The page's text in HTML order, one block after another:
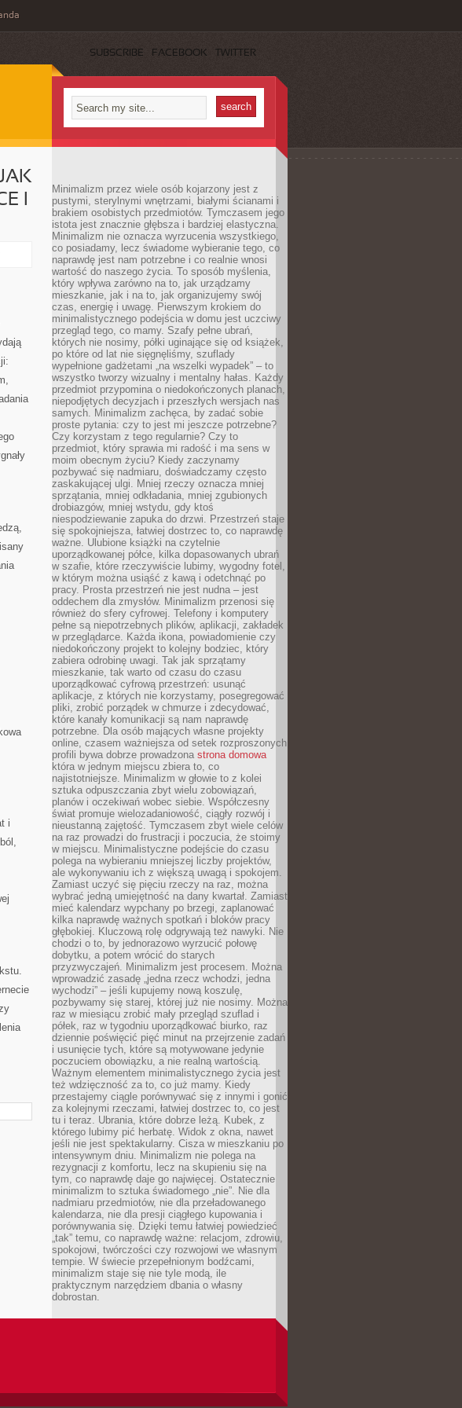
SUBSCRIBE FACEBOOK TWITTER
I
i
Minimalizm przez wiele osób kojarzony jest z
pustymi, sterylnymi wnętrzami, białymi ścianami i
brakiem osobistych przedmiotów. Tymczasem jego
istota jest znacznie głębsza i bardziej elastyczna.
Minimalizm nie oznacza wyrzucenia wszystkiego,
co posiadamy, lecz świadome wybieranie tego, co
naprawdę jest nam potrzebne i co realnie wnosi
wartość do naszego życia. To sposób myślenia,
który wpływa zarówno na to, jak urządzamy
mieszkanie, jak i na to, jak organizujemy swój
czas, energię i uwagę. Pierwszym krokiem do
minimalistycznego podejścia w domu jest uczciwy
przegląd tego, co mamy. Szafy pełne ubrań,
których nie nosimy, półki uginające się od książek,
po które od lat nie sięgnęliśmy, szuflady
wypełnione gadżetami „na wszelki wypadek” – to
wszystko tworzy wizualny i mentalny hałas. Każdy
przedmiot przypomina o niedokończonych planach,
niepodjętych decyzjach i przeszłych wersjach nas
samych. Minimalizm zachęca, by zadać sobie
proste pytania: czy to jest mi jeszcze potrzebne?
Czy korzystam z tego regularnie? Czy to
przedmiot, który sprawia mi radość i ma sens w
moim obecnym życiu? Kiedy zaczynamy
pozbywać się nadmiaru, doświadczamy często
zaskakującej ulgi. Mniej rzeczy oznacza mniej
sprzątania, mniej odkładania, mniej zgubionych
drobiazgów, mniej wstydu, gdy ktoś
niespodziewanie zapuka do drzwi. Przestrzeń staje
się spokojniejsza, łatwiej dostrzec to, co naprawdę
ważne. Ulubione książki na czytelnie
uporządkowanej półce, kilka dopasowanych ubrań
w szafie, które rzeczywiście lubimy, wygodny fotel,
w którym można usiąść z kawą i odetchnąć po
pracy. Prosta przestrzeń nie jest nudna – jest
oddechem dla zmysłów. Minimalizm przenosi się
również do sfery cyfrowej. Telefony i komputery
pełne są niepotrzebnych plików, aplikacji, zakładek
w przeglądarce. Każda ikona, powiadomienie czy
niedokończony projekt to kolejny bodziec, który
zabiera odrobinę uwagi. Tak jak sprzątamy
mieszkanie, tak warto od czasu do czasu
uporządkować cyfrową przestrzeń: usunąć
aplikacje, z których nie korzystamy, posegregować
pliki, zrobić porządek w chmurze i zdecydować,
które kanały komunikacji są nam naprawdę
potrzebne. Dla osób mających własne projekty
online, czasem ważniejsza od setek rozproszonych
profili bywa dobrze prowadzona strona domowa
która w jednym miejscu zbiera to, co
najistotniejsze. Minimalizm w głowie to z kolei
sztuka odpuszczania zbyt wielu zobowiązań,
planów i oczekiwań wobec siebie. Współczesny
świat promuje wielozadaniowość, ciągły rozwój i
nieustanną zajętość. Tymczasem zbyt wiele celów
na raz prowadzi do frustracji i poczucia, że stoimy
w miejscu. Minimalistyczne podejście do czasu
polega na wybieraniu mniejszej liczby projektów,
ale wykonywaniu ich z większą uwagą i spokojem.
Zamiast uczyć się pięciu rzeczy na raz, można
wybrać jedną umiejętność na dany kwartał. Zamiast
mieć kalendarz wypchany po brzegi, zaplanować
kilka naprawdę ważnych spotkań i bloków pracy
głębokiej. Kluczową rolę odgrywają też nawyki. Nie
chodzi o to, by jednorazowo wyrzucić połowę
dobytku, a potem wrócić do starych
przyzwyczajeń. Minimalizm jest procesem. Można
wprowadzić zasadę „jedna rzecz wchodzi, jedna
wychodzi” – jeśli kupujemy nową koszulę,
pozbywamy się starej, której już nie nosimy. Można
raz w miesiącu zrobić mały przegląd szuflad i
półek, raz w tygodniu uporządkować biurko, raz
dziennie poświęcić pięć minut na przejrzenie zadań
i usunięcie tych, które są motywowane jedynie
poczuciem obowiązku, a nie realną wartością.
Ważnym elementem minimalistycznego życia jest
też wdzięczność za to, co już mamy. Kiedy
przestajemy ciągle porównywać się z innymi i gonić
za kolejnymi rzeczami, łatwiej dostrzec to, co jest
tu i teraz. Ubrania, które dobrze leżą. Kubek, z
którego lubimy pić herbatę. Widok z okna, nawet
jeśli nie jest spektakularny. Cisza w mieszkaniu po
intensywnym dniu. Minimalizm nie polega na
rezygnacji z komfortu, lecz na skupieniu się na
tym, co naprawdę daje go najwięcej. Ostatecznie
minimalizm to sztuka świadomego „nie”. Nie dla
nadmiaru przedmiotów, nie dla przeładowanego
kalendarza, nie dla presji ciągłego kupowania i
porównywania się. Dzięki temu łatwiej powiedzieć
„tak” temu, co naprawdę ważne: relacjom, zdrowiu,
spokojowi, twórczości czy rozwojowi we własnym
tempie. W świecie przepełnionym bodźcami,
minimalizm staje się nie tyle modą, ile
praktycznym narzędziem dbania o własny
dobrostan.